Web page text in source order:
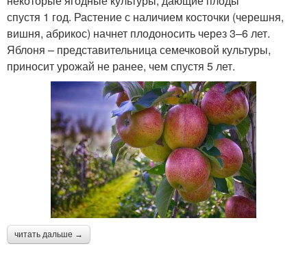
спустя 1 год. Растение с наличием косточки (черешня,
вишня, абрикос) начнет плодоносить через 3–6 лет.
Яблоня – представительница семечковой культуры,
приносит урожай не ранее, чем спустя 5 лет.
читать дальше →